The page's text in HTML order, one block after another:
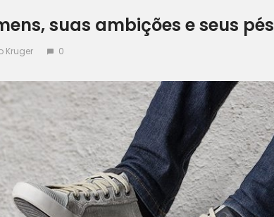
suas ambições e seus pés
Kruger 0